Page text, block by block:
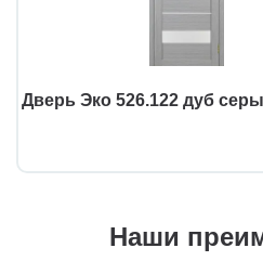
Дверь Эко 526.122 дуб
Наши